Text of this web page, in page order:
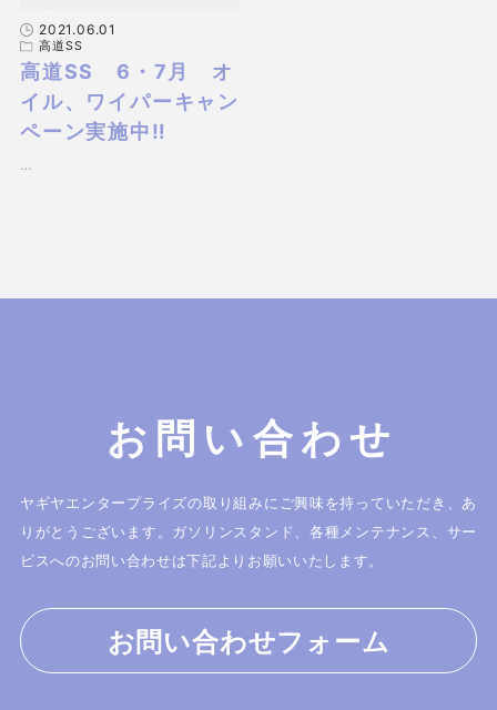
2021.06.01
高道SS
高道SS 6・7月 オ
イル、ワイパーキャン
ペーン実施中‼
…
お問い合わせ
ヤギヤエンタープライズの取り組みにご興味を持っていただき、あ
りがとうございます。
ガソリンスタンド、各種メンテナンス、サー
ビスへのお問い合わせは下記よりお願いいたします。
お問い合わせフォーム